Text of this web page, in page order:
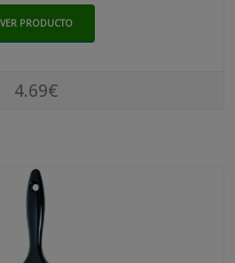
VER PRODUCTO
4.69€